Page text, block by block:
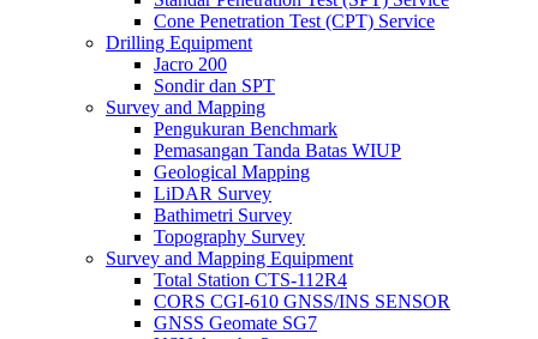
Cone Penetration Test (CPT) Service
Drilling Equipment
Jacro 200
Sondir dan SPT
Survey and Mapping
Pengukuran Benchmark
Pemasangan Tanda Batas WIUP
Geological Mapping
LiDAR Survey
Bathimetri Survey
Topography Survey
Survey and Mapping Equipment
Total Station CTS-112R4
CORS CGI-610 GNSS/INS SENSOR
GNSS Geomate SG7